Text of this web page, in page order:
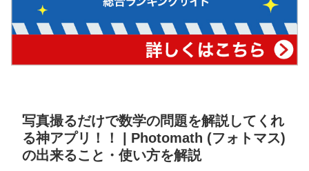
写真撮るだけで数学の問題を解説してくれ
る神アプリ！！ | Photomath (フォトマス)
の出来ること・使い方を解説